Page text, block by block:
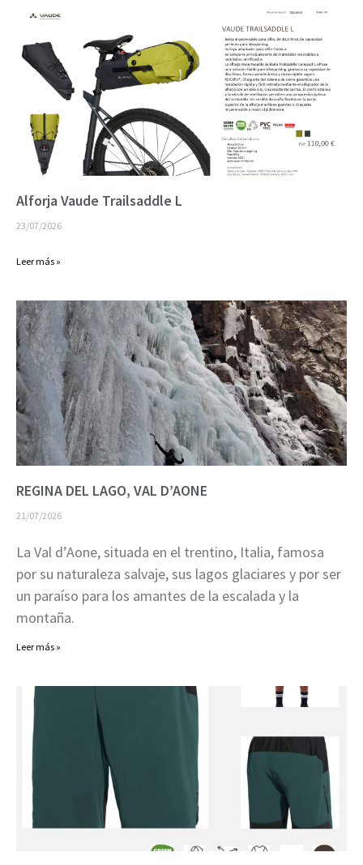
Alforja Vaude Trailsaddle L
23/07/2026
Leer más »
REGINA DEL LAGO, VAL D’AONE
21/07/2026
La Val d’Aone, situada en el trentino, Italia, famosa
por su naturaleza salvaje, sus lagos glaciares y por ser
un paraíso para los amantes de la escalada y la
montaña.
Leer más »